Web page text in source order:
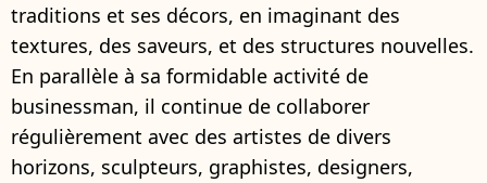
traditions et ses décors, en imaginant des
textures, des saveurs, et des structures nouvelles.
En parallèle à sa formidable activité de
businessman, il continue de collaborer
régulièrement avec des artistes de divers
horizons, sculpteurs, graphistes, designers,